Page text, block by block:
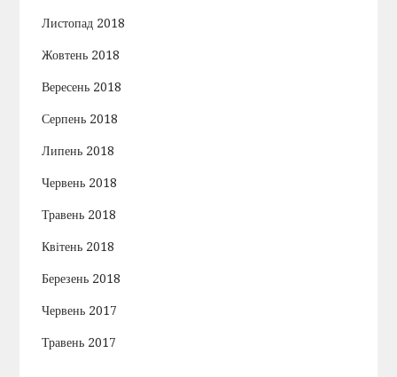
Листопад 2018
Жовтень 2018
Вересень 2018
Серпень 2018
Липень 2018
Червень 2018
Травень 2018
Квітень 2018
Березень 2018
Червень 2017
Травень 2017